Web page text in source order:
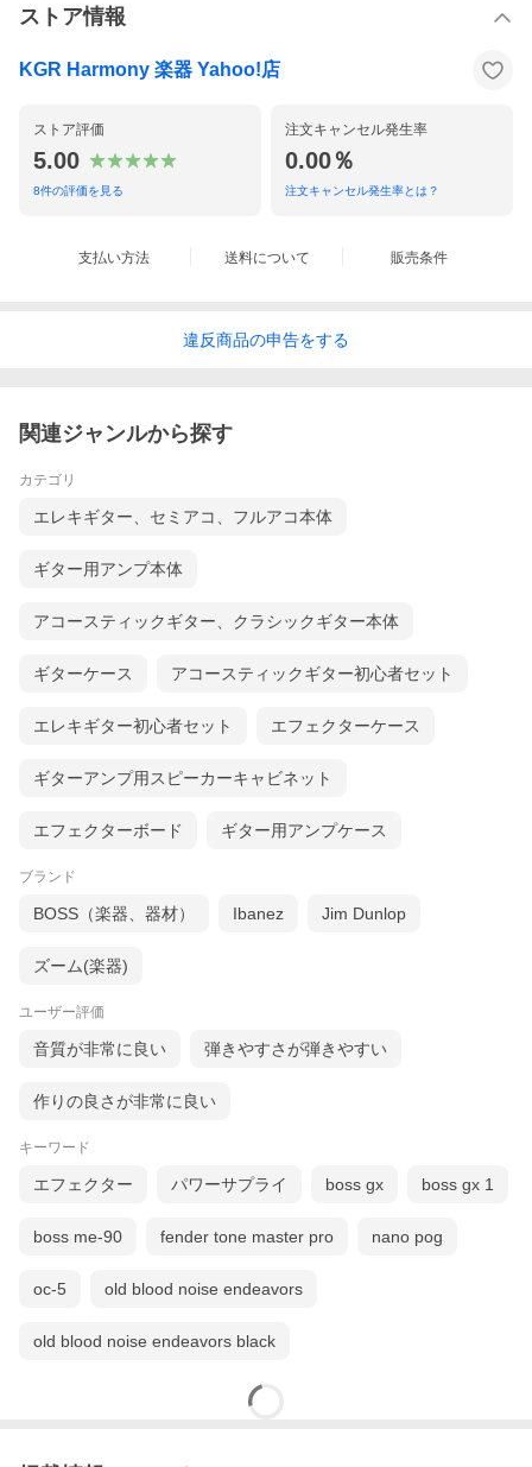
ストア情報
KGR Harmony 楽器 Yahoo!店
ストア評価
5.00
8件の評価を見る
注文キャンセル発生率
0.00％
注文キャンセル発生率とは？
支払い方法 送料について 販売条件
違反商品の申告をする
関連ジャンルから探す
カテゴリ
エレキギター、セミアコ、フルアコ本体
ギター用アンプ本体
アコースティックギター、クラシックギター本体
ギターケース アコースティックギター初心者セット
エレキギター初心者セット エフェクターケース
ギターアンプ用スピーカーキャビネット
エフェクターボード ギター用アンプケース
ブランド
BOSS（楽器、器材） Ibanez Jim Dunlop
ズーム(楽器)
ユーザー評価
音質が非常に良い 弾きやすさが弾きやすい
作りの良さが非常に良い
キーワード
エフェクター パワーサプライ boss gx boss gx 1
boss me-90 fender tone master pro nano pog
oc-5 old blood noise endeavors
old blood noise endeavors black